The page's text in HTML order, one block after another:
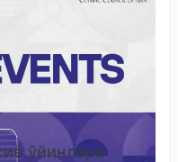
ўйинлари